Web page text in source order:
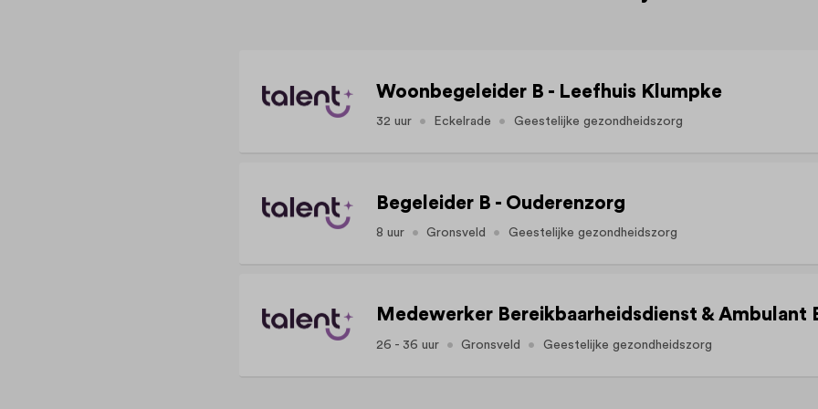
Woonbegeleider B - Leefhuis Klumpke
32 uur Eckelrade Geestelijke gezondheidszorg
Begeleider B - Ouderenzorg
8 uur Gronsveld Geestelijke gezondheidszorg
26 - 36 uur Gronsveld Geestelijke gezondheidszorg